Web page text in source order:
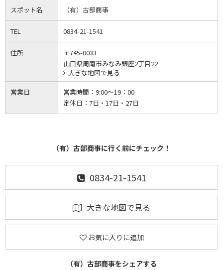
スポット名 （有）古部商亊
TEL 0834-21-1541
住所
〒745-0033
山口県周南市みなみ銀座2丁目22
大きな地図で見る
営業日 営業時間： 9:00～19：00
定休日： 7日・17日・27日
（有）古部商亊に行く前にチェック！
0834-21-1541
大きな地図で見る
お気に入りに追加
（有）古部商亊をシェアする